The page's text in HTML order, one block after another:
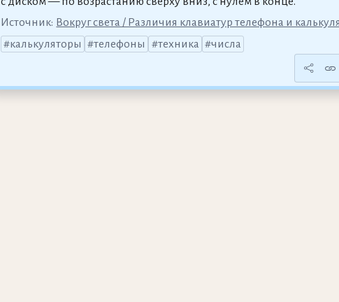
Источник: Вокруг света / Различия клавиатур телефона и
калькуляторы
телефоны техника числа